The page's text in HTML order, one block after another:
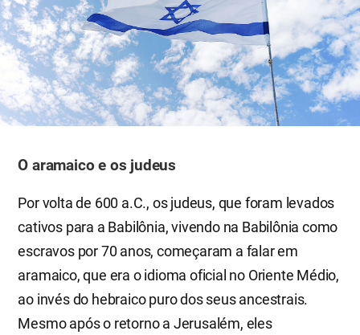
O aramaico e os judeus
Por volta de 600 a.C., os judeus, que foram levados
cativos para a Babilônia, vivendo na Babilônia como
escravos por 70 anos, começaram a falar em
aramaico, que era o idioma oficial no Oriente Médio,
ao invés do hebraico puro dos seus ancestrais.
Mesmo após o retorno a Jerusalém, eles